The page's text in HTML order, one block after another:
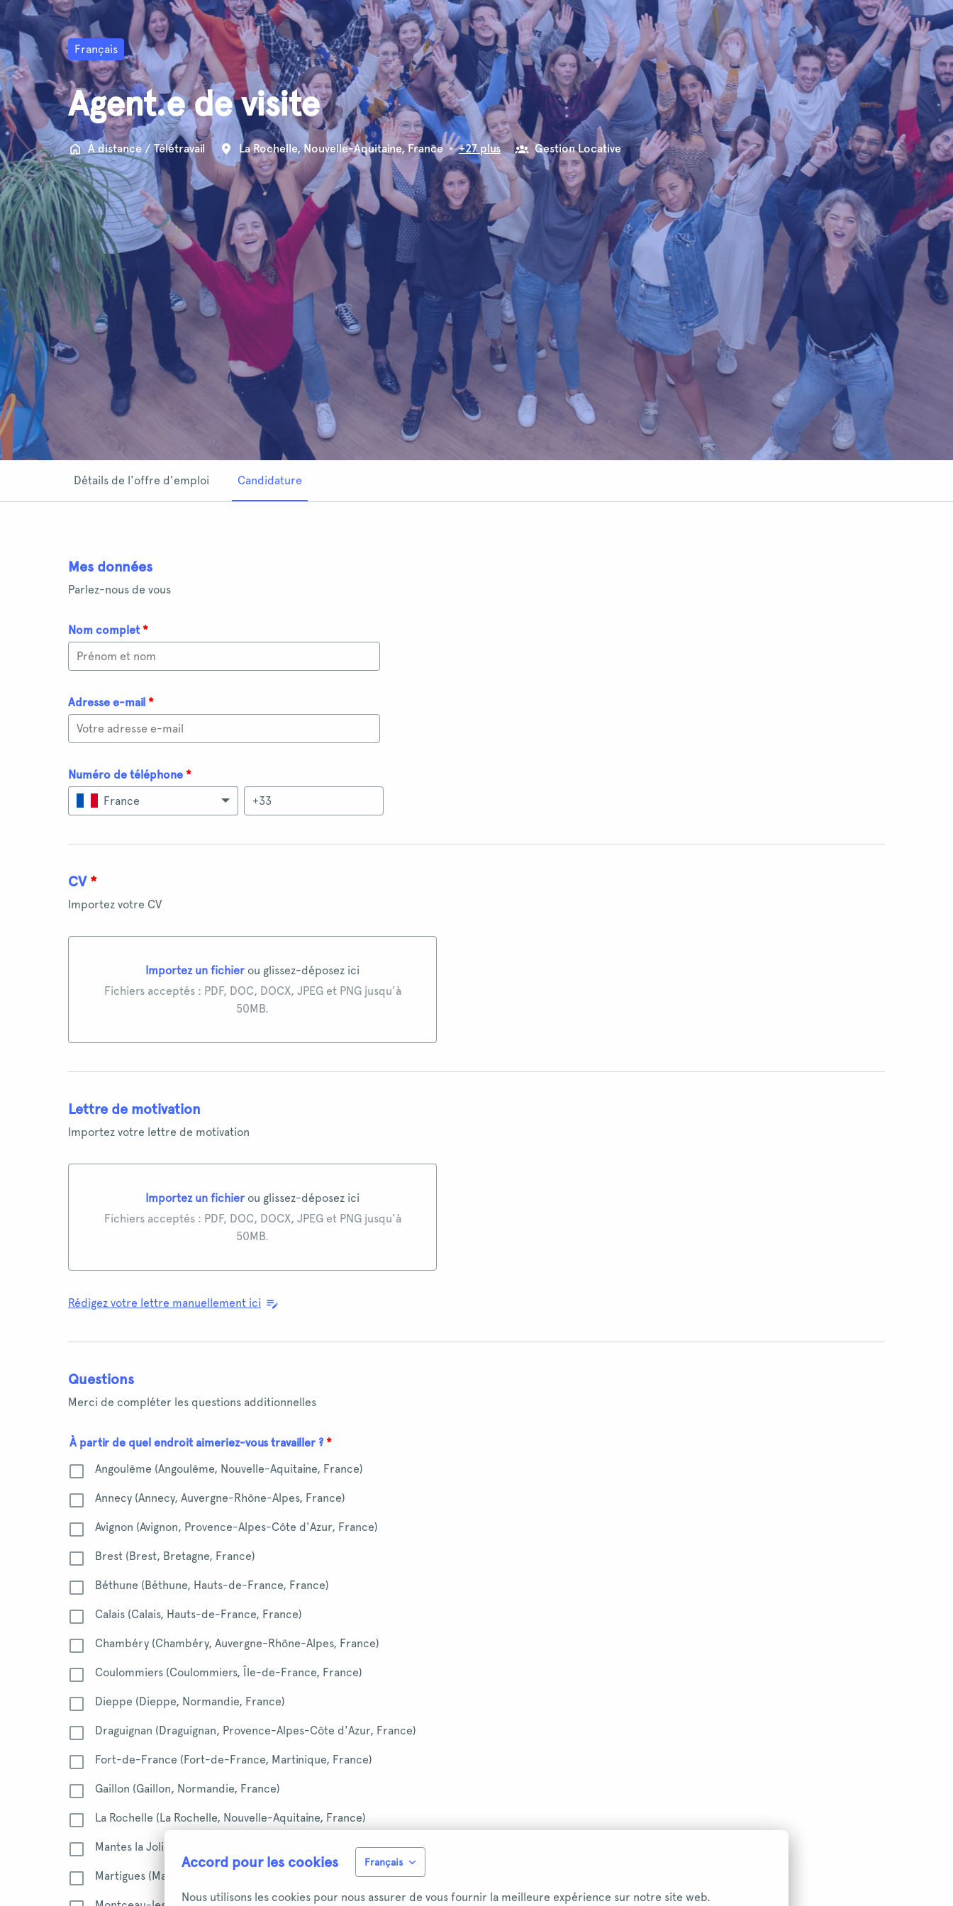
Accord pour les cookies Français
Nous utilisons les cookies pour nous assurer de vous fournir la meilleure expérience sur notre site web.
Français
Agent.e de visite
À distance / Télétravail La Rochelle, Nouvelle-Aquitaine, France • +27 plus Gestion Locative
Détails de l'offre d'emploi Candidature
Mes données
Parlez-nous de vous
Nom complet *
Adresse e-mail *
Numéro de téléphone *
France
CV *
Importez votre CV
Importez un fichier ou glissez-déposez ici
Importez un fichier ou glissez-déposez ici
Fichiers acceptés : PDF, DOC, DOCX, JPEG et PNG jusqu'à
50MB.
Lettre de motivation
Importez votre lettre de motivation
Importez un fichier ou glissez-déposez ici
Importez un fichier ou glissez-déposez ici
Fichiers acceptés : PDF, DOC, DOCX, JPEG et PNG jusqu'à
50MB.
Rédigez votre lettre manuellement ici
Questions
Merci de compléter les questions additionnelles
À partir de quel endroit aimeriez-vous travailler ? *
Angoulême (Angoulême, Nouvelle-Aquitaine, France)
Annecy (Annecy, Auvergne-Rhône-Alpes, France)
Avignon (Avignon, Provence-Alpes-Côte d'Azur, France)
Brest (Brest, Bretagne, France)
Béthune (Béthune, Hauts-de-France, France)
Calais (Calais, Hauts-de-France, France)
Chambéry (Chambéry, Auvergne-Rhône-Alpes, France)
Coulommiers (Coulommiers, Île-de-France, France)
Dieppe (Dieppe, Normandie, France)
Draguignan (Draguignan, Provence-Alpes-Côte d'Azur, France)
Fort-de-France (Fort-de-France, Martinique, France)
Gaillon (Gaillon, Normandie, France)
La Rochelle (La Rochelle, Nouvelle-Aquitaine, France)
Mantes la Jolie (Mantes la Jolie, Île-de-France, France)
Martigues (Martigues, Provence-Alpes-Côte d'Azur, France)